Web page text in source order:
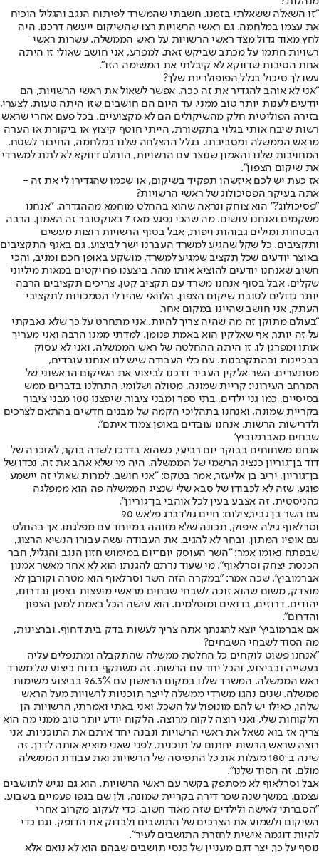
"זו השאלה ששאלתי בזמנו. חשבתי שהמשרד לפיתוח הנגב והגליל הוכיח
את עצמו במלחמה. גם ראשי הרשויות רצו שהשיקום ייעשה דרכנו. היה
לחץ מאוד גדול מצד ראשי הרשויות על ראש הממשלה. עשרות ראשי
רשויות חתמו על מכתב שביקש זאת. למפרע, אני חושב שאולי זו היתה
אחת הסיבות שדווקא לא קיבלתי את המשימה הזו".
עשו לך סיכול בגלל הפופולריות שלך?
"אני לא אוהב להגדיר את זה ככה. אפשר לשאול את ראשי הרשויות, הם
יודעים לענות יותר טוב ממני. עד היום הם חושבים שזו היתה טעות. לצערי,
בזירה הפוליטית חלק מהשיקולים הם לא מקצועיים. בכל פעם אחרי שראש
רשות שיבח אותי בגלוי בתקשורת, הייתי חוטף קיצוץ או ביקורת או הערה
מראש הממשלה ומסביבתו. בגלל ההצלחה שלנו במלחמה, החיבור לשטח,
המחויבות שלנו והאמון שנוצר עם הרשויות, הוחלט דווקא לא לתת למשרדי
את שיקום הצפון".
אז כעת יש לכם איזשהו תפקיד בשיקום, או שכמו שהגדירו לי את זה -
אתה בעיקר הפסיכולוג של ראשי הרשויות?
"פסיכולוג?" הוא צוחק ונראה שהוא בהחלט מוחמא מההגדרה. "אנחנו
משקמים ואנחנו עושים. מה שהכי נפגע מאז 7 באוקטובר זה האמון. הרבה
הבטחות ומילים גבוהות ויפות, אבל בסוף הרשויות רוצות מעשים
ותקציבים. כל שקל שהגיע למשרד העברנו ישר לביצוע. גם באגף התקציבים
באוצר יודעים שכל תקציב שמגיע למשרד, מושקע באופן חכם ומניב, והכי
חשוב שאנחנו יודעים להוציא אותו מהר. ביצענו פרויקטים במאות מיליוני
שקלים, אבל בסוף אנחנו משרד עם תקציב קטן. צריכים תקציבים הרבה
יותר גדולים לטובת שיקום הצפון. הלוואי שהיו לי הסמכויות לתקציבי
העתק, אני חושב שהיינו במקום אחר.
"בעולם מתוקן זה מה שהיה צריך להיות. אני מתחרט על כך שלא נאבקתי
על זה יותר, אף שאלקין הוא באמת פנומן. למדתי ממנו הרבה ואני מעריך
אותו ומפרגן לו. זו היתה ההחלטה של ראש הממשלה, ואני לא עסוק
בבכיינות ובהתקרבנות. עם כלי העבודה שיש לנו אנחנו עובדים,
מסתערים. השר אלקין העביר דרכנו לביצוע את השיקום הראשוני של
המרחב העירוני: קריית שמונה, מטולה ושלומי. התחלנו בדברים ממש
בסיסיים, כמו גני ילדים, בתי ספר ומבני ציבור. שיפצנו 100 מבני ציבור
בקריית שמונה, ואנחנו בתהליכי הקמה של מבנים חדשים בהתאם לצרכים
ולדרישות הרשות. אנחנו עובדים באופן צמוד איתם".
שבחים מאברמוביץ'
אנחנו משחוחים בבוקר יום רביעי, כשהוא בדרכו לשדה בוקר, לאזכרה של
דוד בן־גוריון כנציג הרשמי של הממשלה. היה מי שלא אהב את זה. נכדו של
בן־גוריון, יריב בן אליעזר, אמר בטקס: "אני חושב, למרות שאולי זה יישמע
פוגע, שזה לא לכבודו של סבא שלי שנציג הממשלה פה הוא ממפלגה
כהניסטית. זה אצבע בעין לכל אוהבי בן־גוריון".
עם השר בן גביר,צילום: חיים גולדברג פלאש 90
וסרלאוף גילה איפוק, תכונה שלא מזוהה במיוחד עם מפלגתו, אך בהחלט
עם אופיו המתון, ובחר לא להגיב. את העבודה עשה עבורו הנשיא הרצוג,
שבפתח נאומו אמר: "השר העוסק יום־יום במימוש חזון הנגב והגליל, חבר
הכנסת יצחק וסרלאוף". מי שעוד נרתם להגנתו הוא לא אחר מאשר אמנון
אברמוביץ', שכה אמר: "במקרה הזה השר וסרלאוף הוא מטרה וקורבן לא
מוצדק, משום שהוא זוכה לשבחי שבחים מראשי מועצות בצפון ובדרום,
יהודים, דרוזים, בדואים ומוסלמים. הוא עושה הכל באמת למען הצפון
והדרום".
אם אברמוביץ' יוצא להגנתך אתה צריך לעשות בדק בית דחוף. וברצינות,
מה הסוד לשבחי השבחים?
"אנחנו פשוט לוקחים כל החלטת ממשלה שהתקבלה ומתנפלים עליה
בעשייה ובביצוע, והכל יחד עם הרשות. זה משתקף בדוח ביצוע של משרד
ראש הממשלה. המשרד שלנו במקום הראשון עם 96.3% בביצוע משימות
ממשלה. שנים נהגו משרדי ממשלה לייצר תוכניות לרשויות מעל הראש
שלהן, כאילו יש להם מונופול על השכל. ואני באתי ואמרתי, הרשויות הן
הלקוחות שלי, ואני רוצה לקוח מרוצה. הלקוח יודע יותר טוב ממני מה הוא
צריך. אז בוא נשאל את ראשי הרשויות ונבנה יחד איתם את התוכניות. אני
רוצה שראש הרשות יחתום על תוכנית, לפני שאני מוציא אותה לדרך. זה
שינה ב־180 מעלות את כל התפיסה של הרשויות ואת עבודת הממשלה
מולם. זה הסוד שלנו".
אבל וסרלאוף לא מסתפק בקשר עם ראשי הרשויות. הוא גם נגיש לתושבים
עצמם. במשך שנה שכר דירה בקריית שמונה, ולן שם בגפו פעמיים בשבוע.
"הסברתי לאישה ולילדים שזה מאוד חשוב, כדי לעקוב מקרוב אחרי
השיקום ולשמוע את הצרכים של התושבים ולבדוק את הדופק. וגם כדי
להיות דוגמה אישית לחזרת התושבים לעיר".
נוסף על כך, יצר דגם מעניין של כנסי תושבים שבהם הוא לא נואם אלא